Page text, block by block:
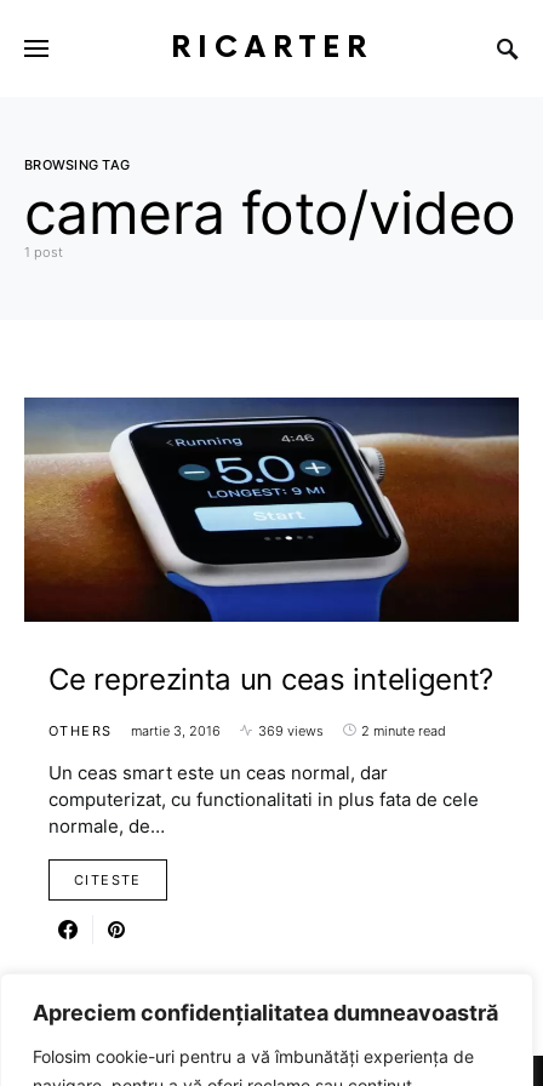
Apreciem confidențialitatea dumneavoastră
Folosim cookie-uri pentru a vă îmbunătăți experiența de
RICARTER
BROWSING TAG
camera foto/video
1 post
Ce reprezinta un ceas inteligent?
OTHERS martie 3, 2016 369 views 2 minute read
Un ceas smart este un ceas normal, dar
computerizat, cu functionalitati in plus fata de cele
normale, de…
CITESTE